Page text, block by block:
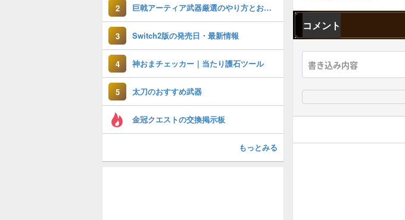
コメント
2 巨戟アーティア武器厳選のやり方とおすすめスキル
3 Switch2版の発売日・最新情報
4 神おまチェッカー｜当たり護石ツール
5 太刀のおすすめ武器
金冠クエストの交換掲示板
もっとみる